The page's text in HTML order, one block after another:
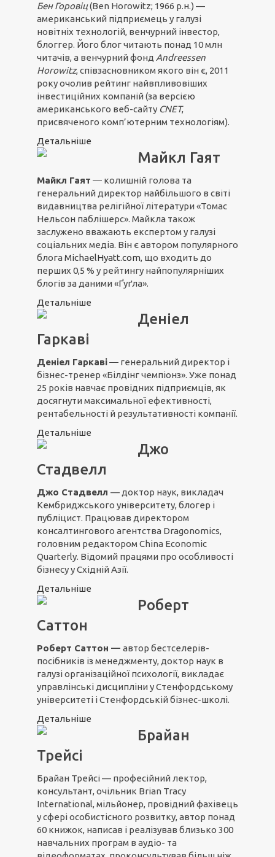
Бен Горовіц(Ben Horowitz; 1966 р.н.) —
американський підприємець у галузі
новітніх технологій, венчурний інвестор,
блоггер. Його блог читають понад 10 млн
читачів, а венчурний фонд Andreessen
Horowitz, співзасновником якого він є, 2011
року очолив рейтинг найвпливовіших
інвестиційних компаній (за версією
американського веб-сайту CNET,
присвяченого комп’ютерним технологіям).
Детальніше
Майкл Гаят
Майкл Гаят ― колишній голова та
генеральний директор найбільшого в світі
видавництва релігійної літератури «Томас
Нельсон паблішерс». Майкла також
заслужено вважають експертом у галузі
соціальних медіа. Він є автором популярного
блога MichaelHyatt.com, що входить до
перших 0,5 % у рейтингу найпопулярніших
блогів за даними «Ґуґла».
Детальніше
Деніел
Гаркаві
Деніел Гаркаві― генеральний директор і
бізнес-тренер «Білдінг чемпіонз». Уже понад
25 років навчає провідних підприємців, як
досягнути максимальної ефективності,
рентабельності й результативності компанії.
Детальніше
Джо
Стадвелл
Джо Стадвелл — доктор наук, викладач
Кембриджського університету, блогер і
публіцист. Працював директором
консалтингового агентства Dragonomics,
головним редактором China Economic
Quarterly. Відомий працями про особливості
бізнесу у Східній Азії.
Детальніше
Роберт
Саттон
Роберт Саттон — автор бестселерів-
посібників із менеджменту, доктор наук в
галузі організаційної психології, викладає
управлінські дисципліни у Стенфордському
університеті і Стенфордській бізнес-школі.
Детальніше
Брайан
Трейсі
Брайан Трейсі — професійний лектор,
консультант, очільник Brian Tracy
International, мільйонер, провідний фахівець
у сфері особистісного розвитку, автор понад
60 книжок, написав і реалізував близько 300
навчальних програм в аудіо- та